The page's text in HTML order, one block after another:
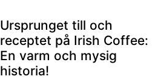
Ursprunget till och
receptet på Irish Coffee:
En varm och mysig
historia!